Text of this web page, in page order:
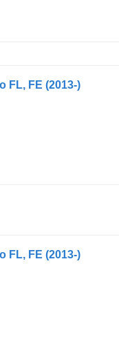
FL, FE (2013-)
FL, FE (2013-)